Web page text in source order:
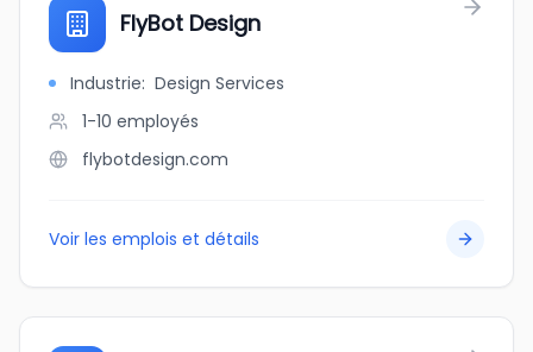
FlyBot Design
Industrie: Design Services
1-10 employés
flybotdesign.com
Voir les emplois et détails